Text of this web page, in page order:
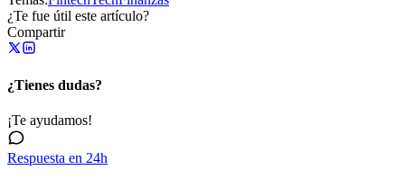
¿Te fue útil este artículo?
Compartir
¿Tienes dudas?
¡Te ayudamos!
Respuesta en 24h